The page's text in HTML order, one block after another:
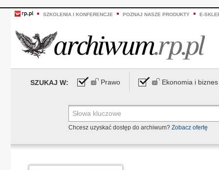
SZKOLENIA I KONFERENCJE POZNAJ NASZE PRODUKTY E-
SZUKAJ W: Prawo Ekonomia i biznes
Chcesz uzyskać dostęp do archiwum? Zobacz ofertę